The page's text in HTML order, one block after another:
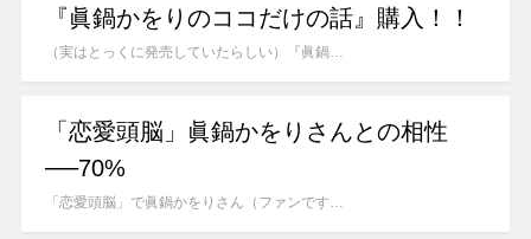
『眞鍋かをりのココだけの話』購入！！
（実はとっくに発売していたらしい）『眞鍋…
「恋愛頭脳」眞鍋かをりさんとの相性
──70%
「恋愛頭脳」で眞鍋かをりさん（ファンです…